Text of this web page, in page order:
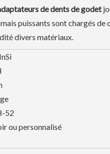
de dents de godet
puissants sont chargés de
divers matériaux.
52
ou personnalisé